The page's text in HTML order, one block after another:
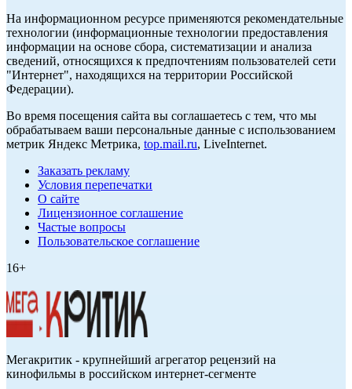
На информационном ресурсе применяются рекомендательные
технологии (информационные технологии предоставления
информации на основе сбора, систематизации и анализа
сведений, относящихся к предпочтениям пользователей сети
"Интернет", находящихся на территории Российской
Федерации).
Во время посещения сайта вы соглашаетесь с тем, что мы
обрабатываем ваши персональные данные с использованием
метрик Яндекс Метрика, top.mail.ru, LiveInternet.
Заказать рекламу
Условия перепечатки
О сайте
Лицензионное соглашение
Частые вопросы
Пользовательское соглашение
16+
Мегакритик - крупнейший агрегатор рецензий на
кинофильмы в российском интернет-сегменте